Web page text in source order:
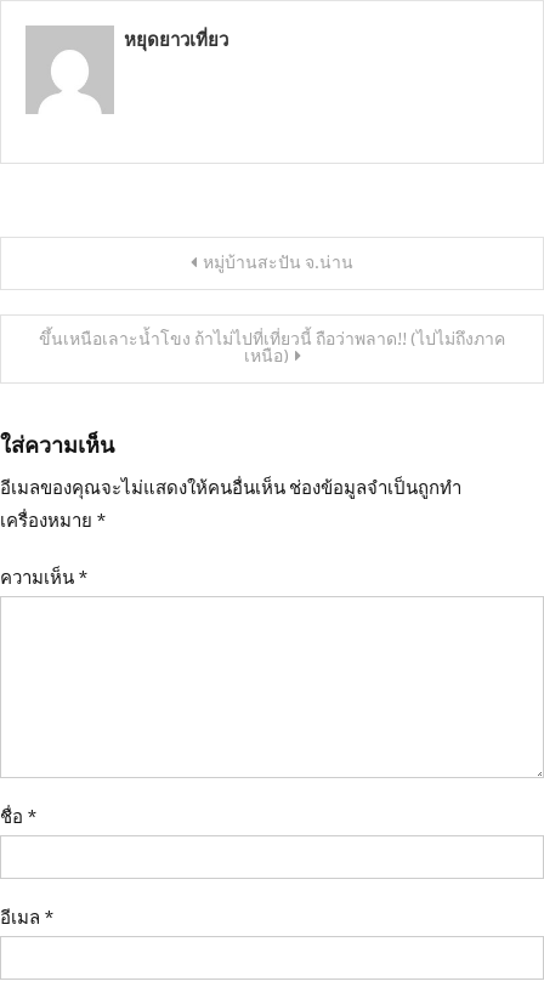
หยุดยาวเที่ยว
เรื่อง
หมู่บ้านสะปัน จ.น่าน
ขึ้นเหนือเลาะน้ำโขง ถ้าไม่ไปที่เที่ยวนี้ ถือว่าพลาด!! (ไปไม่ถึงภาค
เหนือ)
ใส่ความเห็น
อีเมลของคุณจะไม่แสดงให้คนอื่นเห็น ช่องข้อมูลจำเป็นถูกทำ
เครื่องหมาย *
ความเห็น *
ชื่อ *
อีเมล *